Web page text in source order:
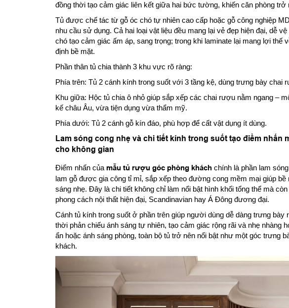
đồng thời tạo cảm giác liên kết giữa hai bức tường, khiến căn phòng trở
Tủ được chế tác từ gỗ óc chó tự nhiên cao cấp hoặc gỗ công nghiệp
nhu cầu sử dụng. Cả hai loại vật liệu đều mang lại vẻ đẹp hiện đại, dễ
chó tạo cảm giác ấm áp, sang trọng; trong khi laminate lại mang lợi thế
định bề mặt.
Phần thân tủ chia thành 3 khu vực rõ ràng:
Phía trên: Tủ 2 cánh kính trong suốt với 3 tầng kệ, dùng trưng bày chai
Khu giữa: Hộc tủ chia ô nhỏ giúp sắp xếp các chai rượu nằm ngang –
kế châu Âu, vừa tiện dụng vừa thẩm mỹ.
Phía dưới: Tủ 2 cánh gỗ kín đáo, phù hợp để cất vật dụng ít dùng.
Lam sóng cong nhẹ và chi tiết kính trong suốt tạo điểm nhấn
cho không gian
Điểm nhấn của mẫu tủ rượu góc phòng khách chính là phần lam
lam gỗ được gia công tỉ mỉ, sắp xếp theo đường cong mềm mại giúp
sáng nhẹ. Đây là chi tiết không chỉ làm nổi bật hình khối tổng thể mà
phong cách nội thất hiện đại, Scandinavian hay Á Đông đương đại.
Cánh tủ kính trong suốt ở phần trên giúp người dùng dễ dàng trưng bày
thời phản chiếu ánh sáng tự nhiên, tạo cảm giác rộng rãi và nhẹ nhàng
ẩn hoặc ánh sáng phòng, toàn bộ tủ trở nên nổi bật như một góc trưng
khách.